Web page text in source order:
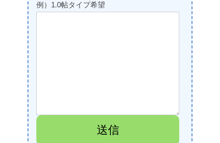
例）1.0帖タイプ希望